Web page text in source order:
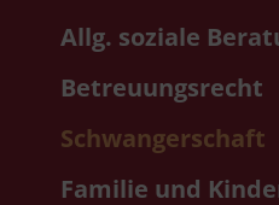
Allg. soziale
Betreuungsrecht
Schwangerschaft
Familie und